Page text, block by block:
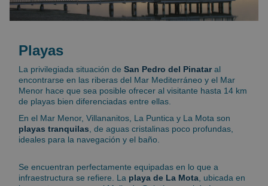
Playas
La privilegiada situación de San Pedro del Pinataral
encontrarse en las riberas del Mar Mediterráneo y el Mar
Menor hace que sea posible ofrecer al visitante hasta 14 km
de playas bien diferenciadas entre ellas.
En el Mar Menor, Villananitos, La Puntica y La Mota son
playas tranquilas, de aguas cristalinas poco profundas,
ideales para la navegación y el baño.
Se encuentran perfectamente equipadas en lo que a
infraestructura se refiere. La playa de La Mota, ubicada en